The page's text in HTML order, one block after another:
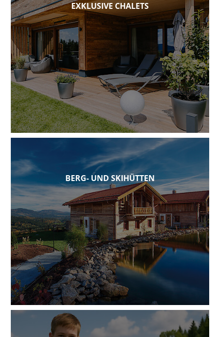
EXKLUSIVE CHALETS
BERG- UND SKIHÜTTEN